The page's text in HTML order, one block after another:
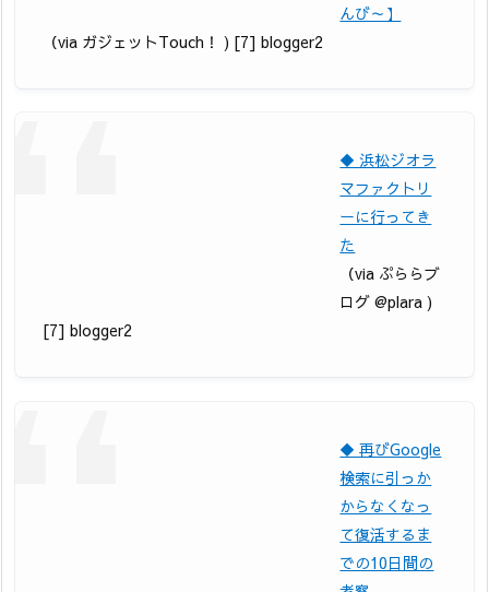
んび～】
（via ガジェットTouch！ ) [7] blogger2
◆ 浜松ジオラ
マファクトリ
ーに行ってき
た
（via ぷららブ
ログ @plara )
[7] blogger2
◆ 再びGoogle
検索に引っか
からなくなっ
て復活するま
での10日間の